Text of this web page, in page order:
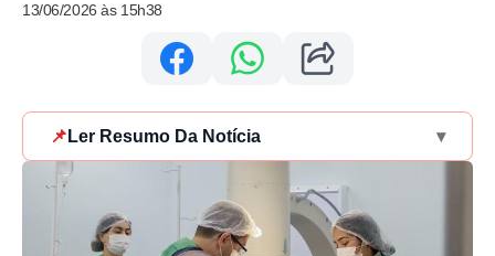
13/06/2026 às 15h38
📌 Ler Resumo Da Notícia ▾